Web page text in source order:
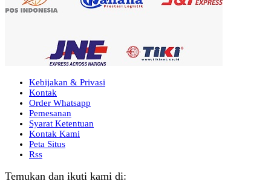
Kebijakan & Privasi
Kontak
Order Whatsapp
Pemesanan
Syarat Ketentuan
Kontak Kami
Peta Situs
Rss
Temukan dan ikuti kami di: